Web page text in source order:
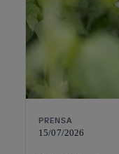
PRENSA
15/07/2026